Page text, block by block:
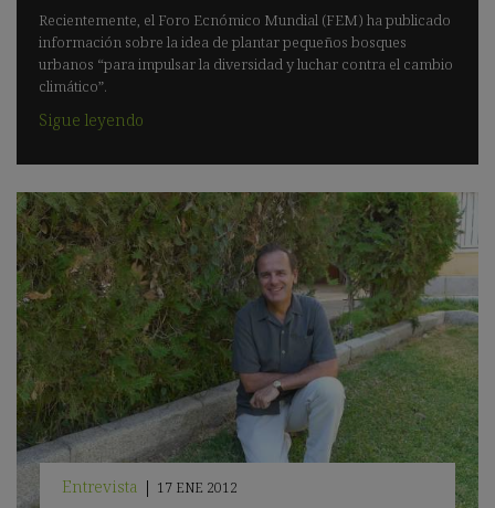
Recientemente, el Foro Ecnómico Mundial (FEM) ha publicado
información sobre la idea de plantar pequeños bosques
urbanos “para impulsar la diversidad y luchar contra el cambio
climático”.
Sigue leyendo
Entrevista | 17 ENE 2012